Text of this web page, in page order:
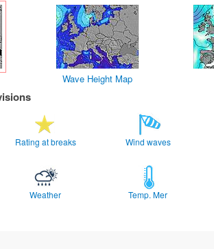
Wave Height Map
Rating at breaks Wind waves
Weather Temp. Mer